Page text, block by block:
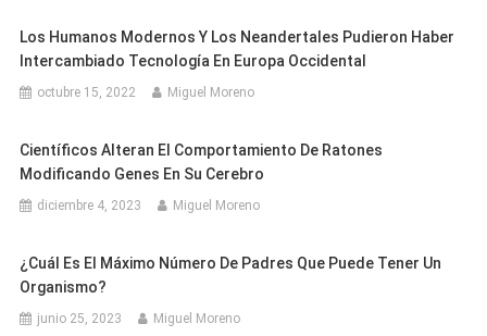
Los Humanos Modernos Y Los Neandertales Pudieron Haber
Intercambiado Tecnología En Europa Occidental
octubre 15, 2022 Miguel Moreno
Científicos Alteran El Comportamiento De Ratones
Modificando Genes En Su Cerebro
diciembre 4, 2023 Miguel Moreno
¿Cuál Es El Máximo Número De Padres Que Puede Tener Un
Organismo?
junio 25, 2023 Miguel Moreno